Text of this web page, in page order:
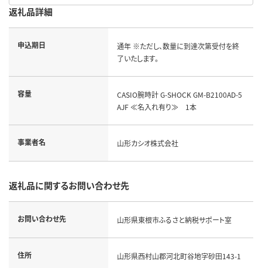
返礼品詳細
申込期日
通年 ※ただし、数量に到達次第受付を終
了いたします。
容量
CASIO腕時計 G-SHOCK GM-B2100AD-5
AJF ≪名入れ有り≫ 1本
事業者名 山形カシオ株式会社
返礼品に関するお問い合わせ先
お問い合わせ先 山形県東根市ふるさと納税サポート室
住所 山形県西村山郡河北町谷地字砂田143-1